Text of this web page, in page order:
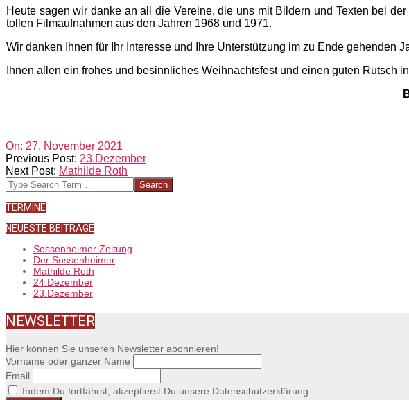
Heute sagen wir danke an all die Vereine, die uns mit Bildern und Texten bei
tollen Filmaufnahmen aus den Jahren 1968 und 1971.
Wir danken Ihnen für Ihr Interesse und Ihre Unterstützung im zu Ende gehenden
Ihnen allen ein frohes und besinnliches Weihnachtsfest und einen guten Rutsch
2021-
11-
27
On: 27. November 2021
Previous Post: 23.Dezember
Next Post: Mathilde Roth
Search
TERMINE
NEUESTE BEITRÄGE
Sossenheimer Zeitung
Der Sossenheimer
Mathilde Roth
24.Dezember
23.Dezember
NEWSLETTER
Hier können Sie unseren Newsletter abonnieren!
Vorname oder ganzer Name
Email
Indem Du fortfährst, akzeptierst Du unsere Datenschutzerklärung.